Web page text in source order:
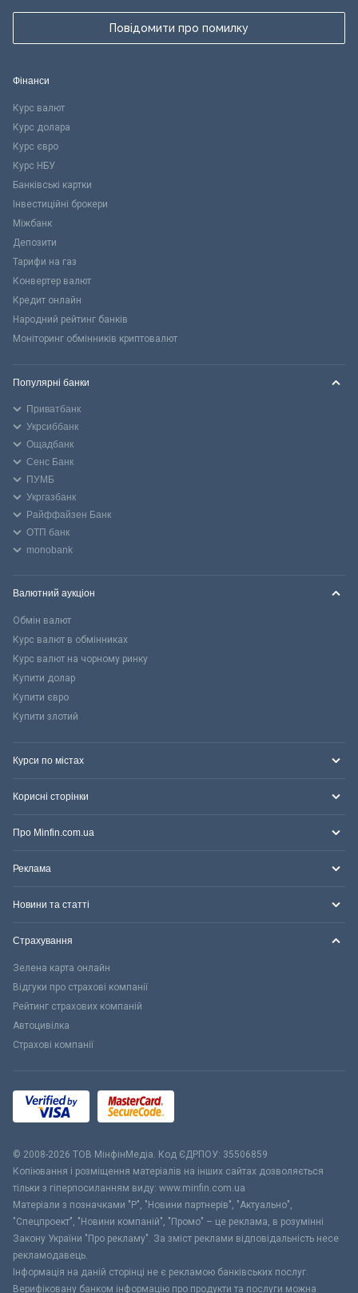
Повідомити про помилку
Фінанси
Курс валют
Курс долара
Курс євро
Курс НБУ
Банківські картки
Інвестиційні брокери
Міжбанк
Депозити
Тарифи на газ
Конвертер валют
Кредит онлайн
Народний рейтинг банків
Моніторинг обмінників криптовалют
Популярні банки
Приватбанк
Укрсиббанк
Ощадбанк
Сенс Банк
ПУМБ
Укргазбанк
Райффайзен Банк
ОТП банк
monobank
Валютний аукціон
Обмін валют
Курс валют в обмінниках
Курс валют на чорному ринку
Купити долар
Купити євро
Купити злотий
Курси по містах
Корисні сторінки
Про Minfin.com.ua
Реклама
Новини та статті
Страхування
Зелена карта онлайн
Відгуки про страхові компанії
Рейтинг страхових компаній
Автоцивілка
Страхові компанії
© 2008-2026 ТОВ МiнфiнМедiа. Код ЄДРПОУ: 35506859
Копіювання і розміщення матеріалів на інших сайтах дозволяється
тільки з гіперпосиланням виду: www.minfin.com.ua
Матеріали з позначками "Р", "Новини партнерів", "Актуально",
"Спецпроект", "Новини компаній", "Промо" – це реклама, в розумінні
Закону України "Про рекламу". За зміст реклами відповідальність несе
рекламодавець.
Інформація на даній сторінці не є рекламою банківських послуг.
Верифіковану банком інформацію про продукти та послуги можна